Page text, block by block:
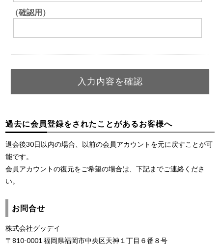
（確認用）
過去に会員登録をされたことがあるお客様へ
退会後30日以内の場合、以前の会員アカウントを元に戻すことが可
能です。
会員アカウントの復元をご希望の場合は、下記までご連絡くださ
い。
お問合せ
株式会社グッデイ
〒810-0001 福岡県福岡市中央区天神１丁目６番８号